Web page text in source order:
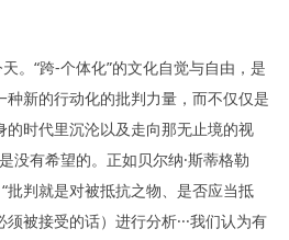
“跨-个体化”的文化自觉与自由，是
新的行动化的批判力量，而不仅仅是
时代里沉沦以及走向那无止境的视
没有希望的。正如贝尔纳·斯蒂格勒
批判就是对被抵抗之物、是否应当抵
被接受的话）进行分析···我们认为有